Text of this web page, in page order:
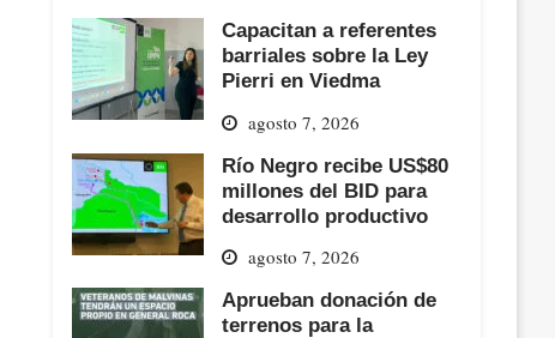
Capacitan a referentes
barriales sobre la Ley
Pierri en Viedma
agosto 7, 2026
Río Negro recibe US$80
millones del BID para
desarrollo productivo
agosto 7, 2026
Aprueban donación de
terrenos para la